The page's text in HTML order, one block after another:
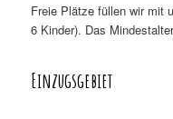
Freie Plätze füllen wir mit
6 Kinder). Das
Einzugsgebiet